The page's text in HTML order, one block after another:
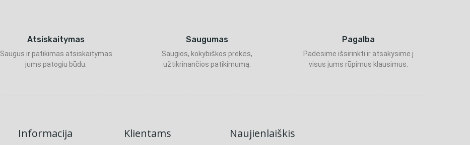
Atsiskaitymas
Saugus ir patikimas atsiskaitymas
jums patogiu būdu.
Saugumas
Saugios, kokybiškos prekės,
užtikrinančios patikimumą.
Pagalba
Padėsime išsirinkti ir atsakysime į
visus jums rūpimus klausimus.
Informacija Klientams Naujienlaiškis